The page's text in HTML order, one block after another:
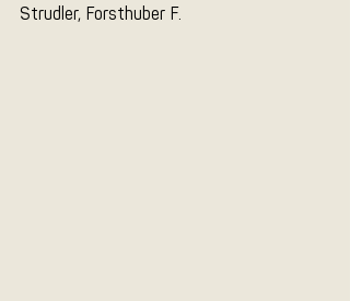
Strudler, Forsthuber F.